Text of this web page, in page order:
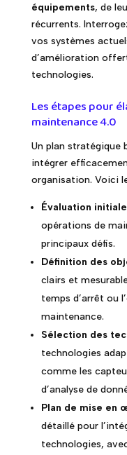
équipements, de
récurrents.
vos systèmes
d’amélioration
technologies.
Les étapes pour
maintenance 4.0
Un plan stratégique
intégrer
organisation. Voici
Évaluation initiale
opérations de
principaux défis.
Définition des
clairs et
temps d’arrêt ou
maintenance.
Sélection des
technologies
comme les
d’analyse de
Plan de mise en
détaillé pour
technologies,